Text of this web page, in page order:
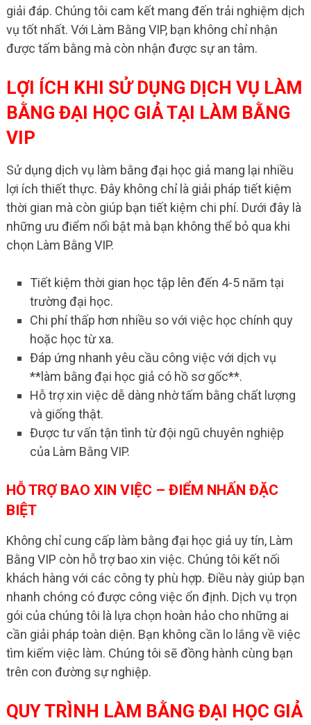
giải đáp. Chúng tôi cam kết mang đến trải nghiệm dịch
vụ tốt nhất. Với Làm Bằng VIP, bạn không chỉ nhận
được tấm bằng mà còn nhận được sự an tâm.
LỢI ÍCH KHI SỬ DỤNG DỊCH VỤ LÀM
BẰNG ĐẠI HỌC GIẢ TẠI LÀM BẰNG
VIP
Sử dụng dịch vụ làm bằng đại học giả mang lại nhiều
lợi ích thiết thực. Đây không chỉ là giải pháp tiết kiệm
thời gian mà còn giúp bạn tiết kiệm chi phí. Dưới đây là
những ưu điểm nổi bật mà bạn không thể bỏ qua khi
chọn Làm Bằng VIP.
Tiết kiệm thời gian học tập lên đến 4-5 năm tại
trường đại học.
Chi phí thấp hơn nhiều so với việc học chính quy
hoặc học từ xa.
Đáp ứng nhanh yêu cầu công việc với dịch vụ
**làm bằng đại học giả có hồ sơ gốc**.
Hỗ trợ xin việc dễ dàng nhờ tấm bằng chất lượng
và giống thật.
Được tư vấn tận tình từ đội ngũ chuyên nghiệp
của Làm Bằng VIP.
HỖ TRỢ BAO XIN VIỆC – ĐIỂM NHẤN ĐẶC
BIỆT
Không chỉ cung cấp làm bằng đại học giả uy tín, Làm
Bằng VIP còn hỗ trợ bao xin việc. Chúng tôi kết nối
khách hàng với các công ty phù hợp. Điều này giúp bạn
nhanh chóng có được công việc ổn định. Dịch vụ trọn
gói của chúng tôi là lựa chọn hoàn hảo cho những ai
cần giải pháp toàn diện. Bạn không cần lo lắng về việc
tìm kiếm việc làm. Chúng tôi sẽ đồng hành cùng bạn
trên con đường sự nghiệp.
QUY TRÌNH LÀM BẰNG ĐẠI HỌC GIẢ